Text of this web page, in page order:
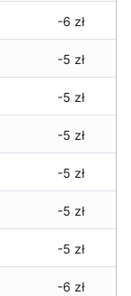
-6 zł
-5 zł
-5 zł
-5 zł
-5 zł
-5 zł
-5 zł
-6 zł